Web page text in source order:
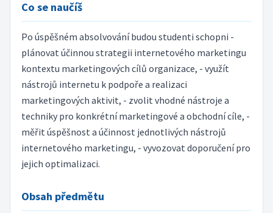
Co se naučíš
Po úspěšném absolvování budou studenti schopni -
plánovat účinnou strategii internetového marketingu
kontextu marketingových cílů organizace, - využít
nástrojů internetu k podpoře a realizaci
marketingových aktivit, - zvolit vhodné nástroje a
techniky pro konkrétní marketingové a obchodní cíle, -
měřit úspěšnost a účinnost jednotlivých nástrojů
internetového marketingu, - vyvozovat doporučení pro
jejich optimalizaci.
Obsah předmětu